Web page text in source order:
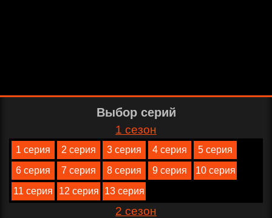
Выбор серий
1 сезон
1 серия 2 серия 3 серия 4 серия
5 серия
6 серия
7 серия 8 серия 9 серия
10 серия
11 серия
12 серия 13 серия
2 сезон